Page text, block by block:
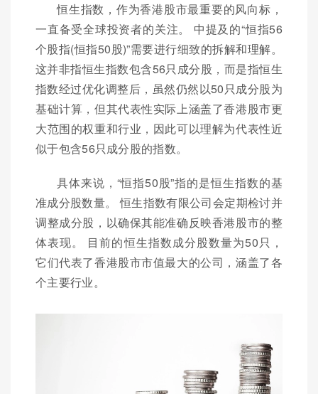
恒生指数，作为香港股市最重要的风向标，
一直备受全球投资者的关注。 中提及的“恒指56
个股指(恒指50股)”需要进行细致的拆解和理解。
这并非指恒生指数包含56只成分股，而是指恒生
指数经过优化调整后，虽然仍然以50只成分股为
基础计算，但其代表性实际上涵盖了香港股市更
大范围的权重和行业，因此可以理解为代表性近
似于包含56只成分股的指数。
具体来说，“恒指50股”指的是恒生指数的基
准成分股数量。 恒生指数有限公司会定期检讨并
调整成分股，以确保其能准确反映香港股市的整
体表现。 目前的恒生指数成分股数量为50只，
它们代表了香港股市市值最大的公司，涵盖了各
个主要行业。